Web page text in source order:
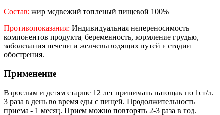
Состав: жир медвежий топленый пищевой 100%
Противопоказания: Индивидуальная непереносимость
компонентов продукта, беременность, кормление грудью,
заболевания печени и желчевыводящих путей в стадии
обострения.
Применение
Взрослым и детям старше 12 лет принимать натощак по 1ст/л.
3 раза в день во время еды с пищей. Продолжительность
приема - 1 месяц. Прием можно повторять 2-3 раза в год.